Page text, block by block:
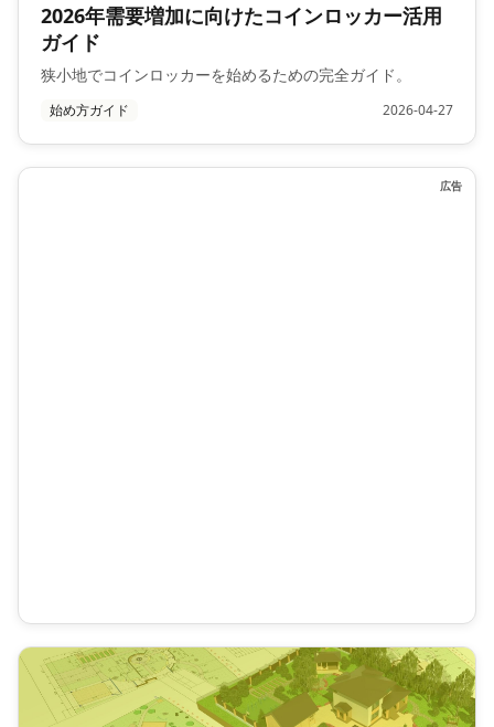
2026年需要増加に向けたコインロッカー活用
ガイド
狭小地でコインロッカーを始めるための完全ガイド。
始め方ガイド 2026-04-27
広告